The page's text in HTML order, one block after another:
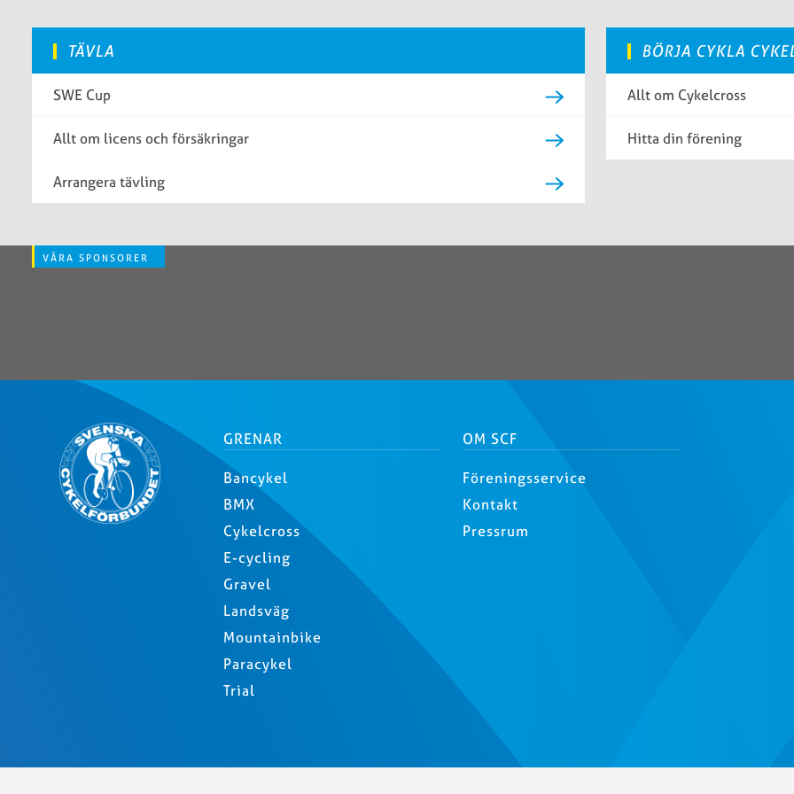
TÄVLA
SWE Cup
Allt om licens och försäkringar
Arrangera tävling
BÖRJA CYKLA
Allt om Cykelcross
Hitta din förening
VÅRA SPONSORER
GRENAR
Bancykel
BMX
Cykelcross
E-cycling
Gravel
Landsväg
Mountainbike
Paracykel
Trial
OM SCF
Föreningsservice
Kontakt
Pressrum